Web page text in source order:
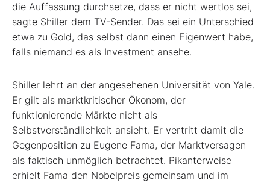
Folgen Sie uns
die Auffassung durchsetze, dass er nicht wertlos sei,
sagte Shiller dem TV-Sender. Das sei ein Unterschied
etwa zu Gold, das selbst dann einen Eigenwert habe,
falls niemand es als Investment ansehe.
Shiller lehrt an der angesehenen Universität von Yale.
Er gilt als marktkritischer Ökonom, der
funktionierende Märkte nicht als
Selbstverständlichkeit ansieht. Er vertritt damit die
Gegenposition zu Eugene Fama, der Marktversagen
als faktisch unmöglich betrachtet. Pikanterweise
erhielt Fama den Nobelpreis gemeinsam und im